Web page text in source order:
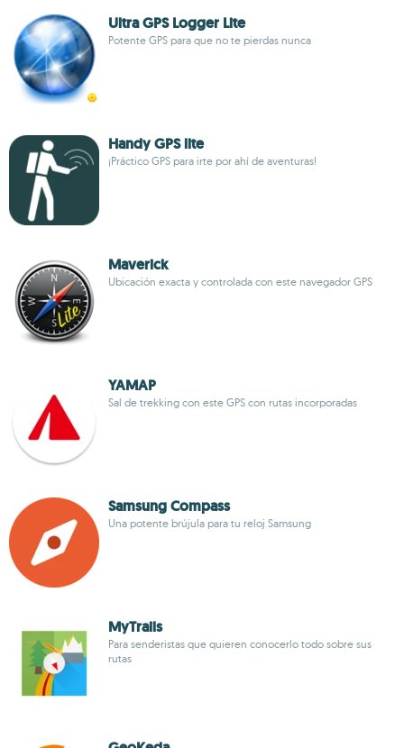
Ultra GPS Logger Lite
Potente GPS para que no te pierdas nunca
Handy GPS lite
¡Práctico GPS para irte por ahí de aventuras!
Maverick
Ubicación exacta y controlada con este navegador GPS
YAMAP
Sal de trekking con este GPS con rutas incorporadas
Samsung Compass
Una potente brújula para tu reloj Samsung
MyTrails
Para senderistas que quieren conocerlo todo sobre sus
rutas